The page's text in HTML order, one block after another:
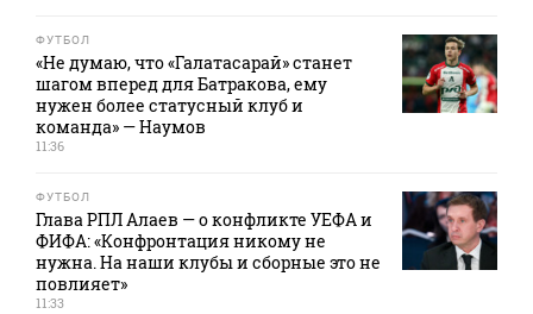
ФУТБОЛ
«Не думаю, что «Галатасарай» станет
шагом вперед для Батракова, ему
нужен более статусный клуб и
команда» — Наумов
11:36
ФУТБОЛ
Глава РПЛ Алаев — о конфликте УЕФА и
ФИФА: «Конфронтация никому не
нужна. На наши клубы и сборные это не
повлияет»
11:33